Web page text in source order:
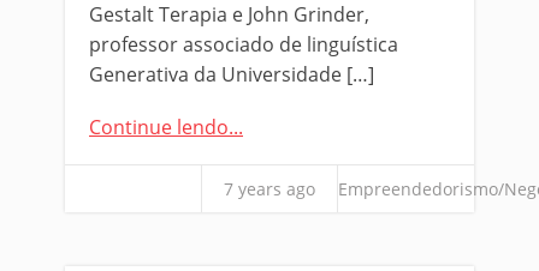
Gestalt Terapia e John Grinder,
professor associado de linguística
Generativa da Universidade […]
Continue lendo...
7 years ago Empreendedorismo/